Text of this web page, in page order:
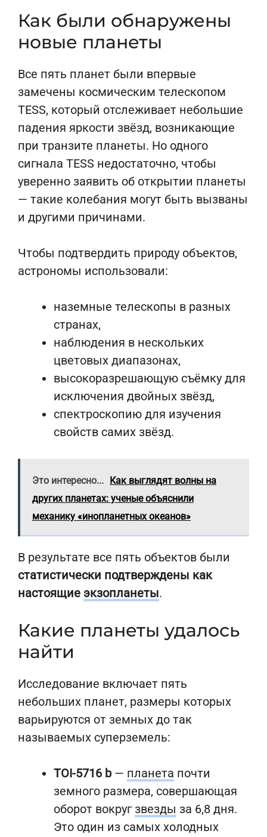
Как были обнаружены
новые планеты
Все пять планет были впервые
замечены космическим телескопом
TESS, который отслеживает небольшие
падения яркости звёзд, возникающие
при транзите планеты. Но одного
сигнала TESS недостаточно, чтобы
уверенно заявить об открытии планеты
— такие колебания могут быть вызваны
и другими причинами.
Чтобы подтвердить природу объектов,
астрономы использовали:
наземные телескопы в разных
странах,
наблюдения в нескольких
цветовых диапазонах,
высокоразрешающую съёмку для
исключения двойных звёзд,
спектроскопию для изучения
свойств самих звёзд.
Это интересно... Как выглядят волны на
других планетах: ученые объяснили
механику «инопланетных океанов»
В результате все пять объектов были
статистически подтверждены как
настоящие экзопланеты.
Какие планеты удалось
найти
Исследование включает пять
небольших планет, размеры которых
варьируются от земных до так
называемых суперземель:
TOI-5716 b— планета почти
земного размера, совершающая
оборот вокруг звезды за 6,8 дня.
Это один из самых холодных